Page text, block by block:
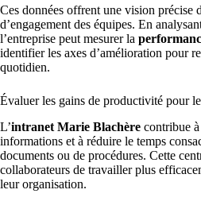
Ces données offrent une vision précise
d’engagement des équipes. En
l’entreprise peut mesurer la
identifier les axes d’amélioration pour
quotidien.
Évaluer les gains de productivité pour
L’intranet Marie Blachère contribue
informations et à réduire le temps
documents ou de procédures. Cette
collaborateurs de travailler plus
leur organisation.